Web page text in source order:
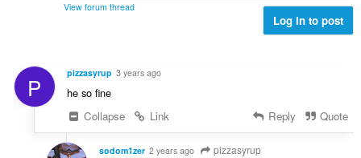
View forum thread
Log in to post
P pizzasyrup 3 years ago
he so fine
Collapse
Link Reply Quote
sodom1zer 2 years ago pizzasyrup